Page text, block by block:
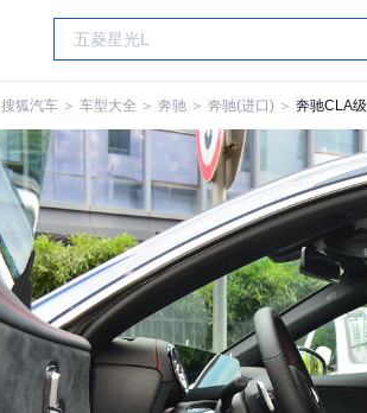
搜狐汽车 ＞ 车型大全 ＞ 奔驰 ＞ 奔驰(进口) ＞ 奔驰CLA级